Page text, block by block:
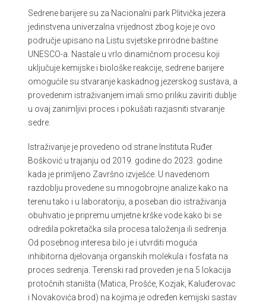
Sedrene barijere su za Nacionalni park Plitvička jezera
jedinstvena univerzalna vrijednost zbog koje je ovo
područje upisano na Listu svjetske prirodne baštine
UNESCO-a. Nastale u vrlo dinamičnom procesu koji
uključuje kemijske i biološke reakcije, sedrene barijere
omogućile su stvaranje kaskadnog jezerskog sustava, a
provedenim istraživanjem imali smo priliku zaviriti dublje
u ovaj zanimljivi proces i pokušati razjasniti stvaranje
sedre.
Istraživanje je provedeno od strane Instituta Ruđer
Bošković u trajanju od 2019. godine do 2023. godine
kada je primljeno Završno izvješće. U navedenom
razdoblju provedene su mnogobrojne analize kako na
terenu tako i u laboratoriju, a poseban dio istraživanja
obuhvatio je pripremu umjetne krške vode kako bi se
odredila pokretačka sila procesa taloženja ili sedrenja.
Od posebnog interesa bilo je i utvrditi moguća
inhibitorna djelovanja organskih molekula i fosfata na
proces sedrenja. Terenski rad proveden je na 5 lokacija
protočnih staništa (Matica, Prošće, Kozjak, Kaluđerovac
i Novakovića brod) na kojima je određen kemijski sastav